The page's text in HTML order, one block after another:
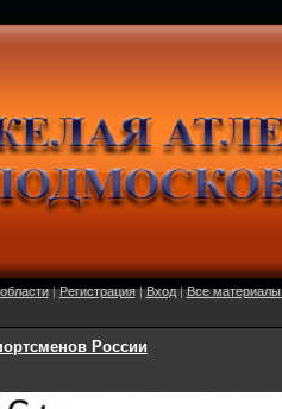
|Регистрация|Вход|Все материалы
России